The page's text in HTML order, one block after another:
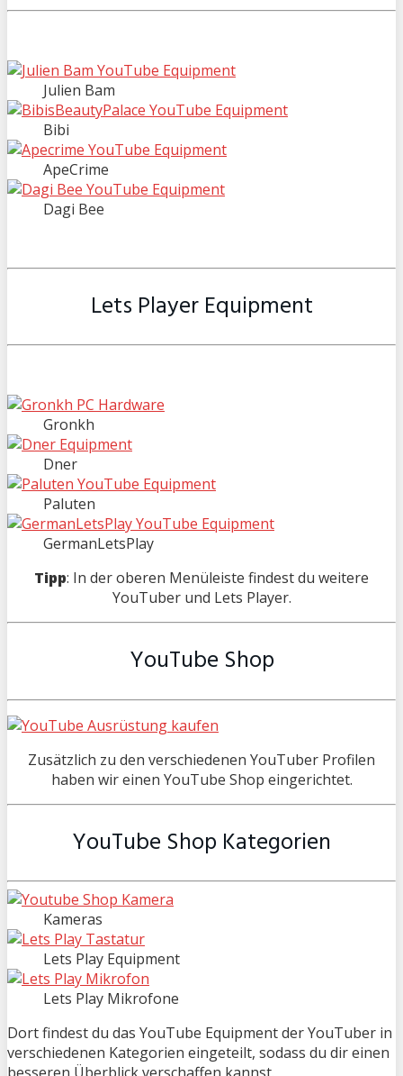
Julien Bam
Bibi
ApeCrime
Dagi Bee
Lets Player Equipment
Gronkh
Dner
Paluten
GermanLetsPlay
Tipp: In der oberen Menüleiste findest du weitere
YouTuber und Lets Player.
YouTube Shop
Zusätzlich zu den verschiedenen YouTuber Profilen
haben wir einen YouTube Shop eingerichtet.
YouTube Shop Kategorien
Kameras
Lets Play Equipment
Lets Play Mikrofone
Dort findest du das YouTube Equipment der YouTuber in
verschiedenen Kategorien eingeteilt, sodass du dir einen